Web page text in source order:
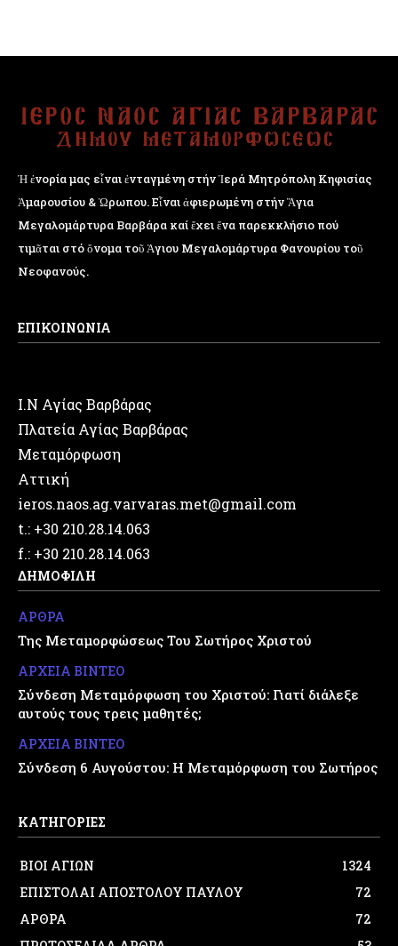
Ἡ ἐνορία μας εἶναι ἐνταγμένη στήν Ἱερά Μητρόπολη Κηφισίας
Ἁμαρουσίου & Ὠρωπου. Εἶναι ἀφιερωμένη στήν Ἅγια
Μεγαλομάρτυρα Βαρβάρα καί ἔχει ἕνα παρεκκλήσιο πού
τιμᾶται στό ὄνομα τοῦ Ἁγιου Μεγαλομάρτυρα Φανουρίου τοῦ
Νεοφανούς.
ΕΠΙΚΟΙΝΩΝΙΑ
Ι.Ν Αγίας Βαρβάρας
Πλατεία Αγίας Βαρβάρας
Μεταμόρφωση
Αττική
ieros.naos.ag.varvaras.met@gmail.com
t.: +30 210.28.14.063
f.: +30 210.28.14.063
ΔΗΜΟΦΙΛΗ
ΑΡΘΡΑ
Της Μεταμορφώσεως Του Σωτήρος Χριστού
ΑΡΧΕΙΑ ΒΙΝΤΕΟ
Σύνδεση Μεταμόρφωση του Χριστού: Γιατί διάλεξε
αυτούς τους τρεις μαθητές;
ΑΡΧΕΙΑ ΒΙΝΤΕΟ
Σύνδεση 6 Αυγούστου: Η Μεταμόρφωση του Σωτήρος
ΚΑΤΗΓΟΡΙΕΣ
ΒΙΟΙ ΑΓΙΩΝ
1324
ΕΠΙΣΤΟΛΑΙ ΑΠΟΣΤΟΛΟΥ ΠΑΥΛΟΥ
72
ΑΡΘΡΑ
72